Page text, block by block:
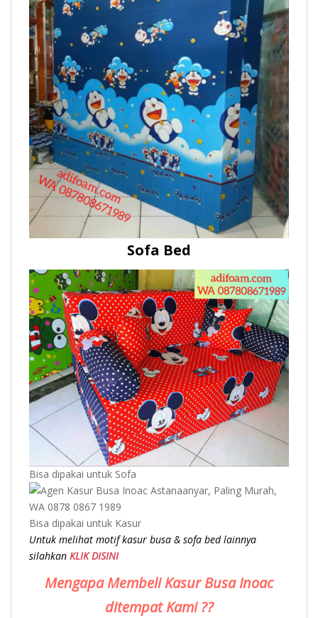
Sofa Bed
Bisa dipakai untuk Sofa
Bisa dipakai untuk Kasur
Untuk melihat motif kasur busa & sofa bed lainnya
silahkan KLIK DISINI
Mengapa Membeli Kasur Busa Inoac
ditempat Kami ??